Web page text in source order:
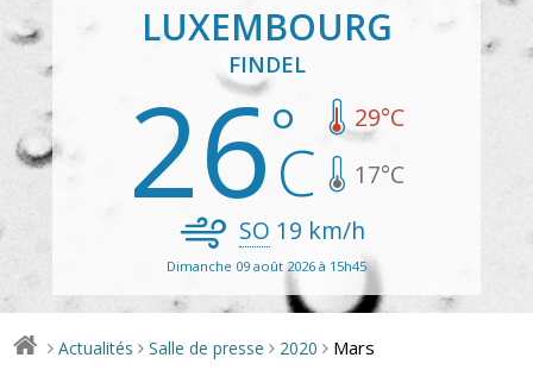
LUXEMBOURG
FINDEL
26 29°C
17°C
SO 19 km/h
Dimanche 09 août 2026 à 15h45
> Actualités > Salle de presse > 2020 > Mars